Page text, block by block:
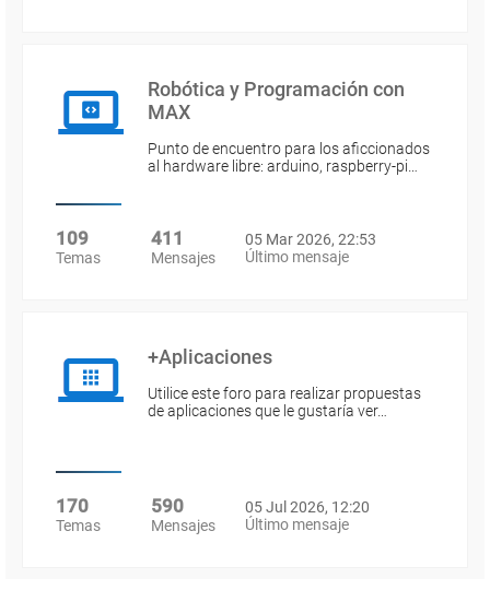
Robótica y Programación con
MAX
Punto de encuentro para los aficcionados
al hardware libre: arduino, raspberry-pi…
109
Temas
411
Mensajes
05 Mar 2026, 22:53
Último mensaje
+Aplicaciones
Utilice este foro para realizar propuestas
de aplicaciones que le gustaría ver…
170
Temas
590
Mensajes
05 Jul 2026, 12:20
Último mensaje